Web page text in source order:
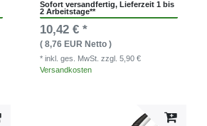
Sofort versandfertig, Lieferzeit 1 bis
2 Arbeitstage**
10,42 € *
( 8,76 EUR Netto )
* inkl. ges. MwSt.zzgl. 5,90 €
Versandkosten